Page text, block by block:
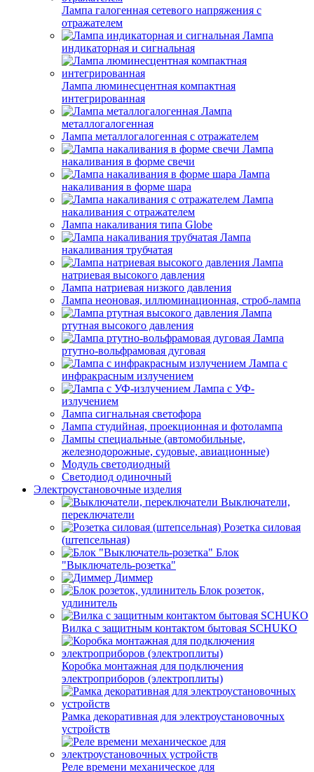
Лампа галогенная сетевого напряжения с
отражателем
Лампа
индикаторная и сигнальная
Лампа люминесцентная компактная
интегрированная
Лампа
металлогалогенная
Лампа металлогалогенная с отражателем
Лампа
накаливания в форме свечи
Лампа
накаливания в форме шара
Лампа
накаливания с отражателем
Лампа накаливания типа Globe
Лампа
накаливания трубчатая
Лампа
натриевая высокого давления
Лампа натриевая низкого давления
Лампа неоновая, иллюминационная, строб-лампа
Лампа
ртутная высокого давления
Лампа
ртутно-вольфрамовая дуговая
Лампа с
инфракрасным излучением
Лампа с УФ-
излучением
Лампа сигнальная светофора
Лампа студийная, проекционная и фотолампа
Лампы специальные (автомобильные,
железнодорожные, судовые, авиационные)
Модуль светодиодный
Светодиод одиночный
Электроустановочные изделия
Выключатели,
переключатели
Розетка силовая
(штепсельная)
Блок
"Выключатель-розетка"
Диммер
Блок розеток,
удлинитель
Вилка с защитным контактом бытовая SCHUKO
Коробка монтажная для подключения
электроприборов (электроплиты)
Рамка декоративная для электроустановочных
устройств
Реле времени механическое для